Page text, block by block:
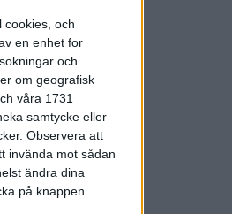
cookies, och
en enhet for
och
om geografisk
våra 1731
samtycke eller
Observera att
invända mot sådan
ändra dina
på knappen